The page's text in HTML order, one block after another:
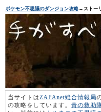
ポケモン不思議のダンジョン攻略→ストー
当サイトはZAPAnet総合情報局
の攻略をしています。 青の救助